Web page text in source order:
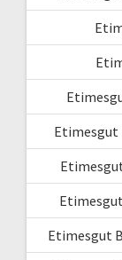
Etimesgut
Etimesgut